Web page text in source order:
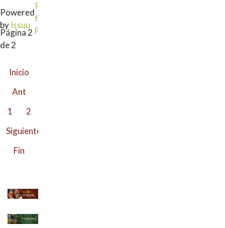
Powered
by Issuu
Publish
for
Free
Página 2
de 2
Inicio
Ant
1
2
Siguiente
Fin